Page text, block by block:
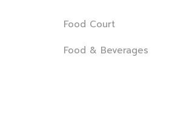
Food Court
Food & Beverages